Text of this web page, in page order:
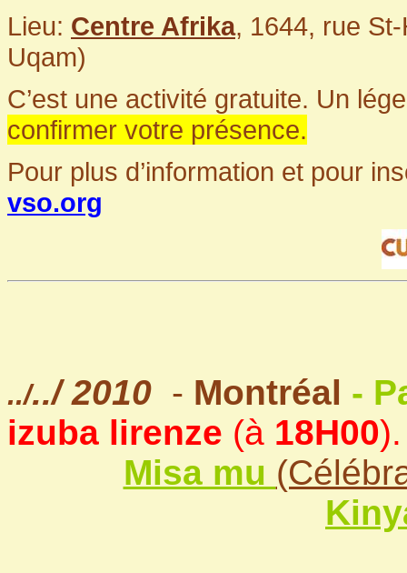
Lieu: Centre Afrika, 1644, rue
Uqam)
C’est une activité gratuite. Un
confirmer votre présence.
Pour plus d’information et pour
vso.org
../../ 2010 - Montréal -
izuba lirenze (à 18H00).
Misa mu